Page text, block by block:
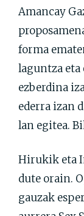
Amancay
forma
laguntza eta
ezberdina
ederra izan
lan egitea.
Hirukik eta
dute orain.
gauzak